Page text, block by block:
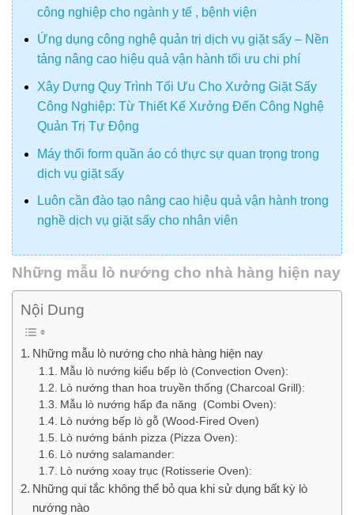
công nghiệp cho ngành y tế , bệnh viện
Ứng dụng công nghệ quản trị dịch vụ giặt sấy – Nền
tảng nâng cao hiệu quả vận hành tối ưu chi phí
Xây Dựng Quy Trình Tối Ưu Cho Xưởng Giặt Sấy
Công Nghiệp: Từ Thiết Kế Xưởng Đến Công Nghệ
Quản Trị Tự Động
Máy thổi form quần áo có thực sự quan trọng trong
dịch vụ giặt sấy
Luôn cần đào tạo nâng cao hiệu quả vận hành trong
nghề dịch vụ giặt sấy cho nhân viên
Những mẫu lò nướng cho nhà hàng hiện nay
Nội Dung
Những mẫu lò nướng cho nhà hàng hiện nay
Mẫu lò nướng kiểu bếp lò (Convection Oven):
Lò nướng than hoa truyền thống (Charcoal Grill):
Mẫu lò nướng hấp đa năng (Combi Oven):
Lò nướng bếp lò gỗ (Wood-Fired Oven)
Lò nướng bánh pizza (Pizza Oven):
Lò nướng salamander:
Lò nướng xoay trục (Rotisserie Oven):
Những qui tắc không thể bỏ qua khi sử dụng bất kỳ lò
nướng nào